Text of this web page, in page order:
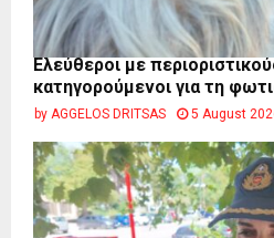
Ελεύθεροι με
κατηγορούμενοι για τη
by AGGELOS DRITSAS 5 August